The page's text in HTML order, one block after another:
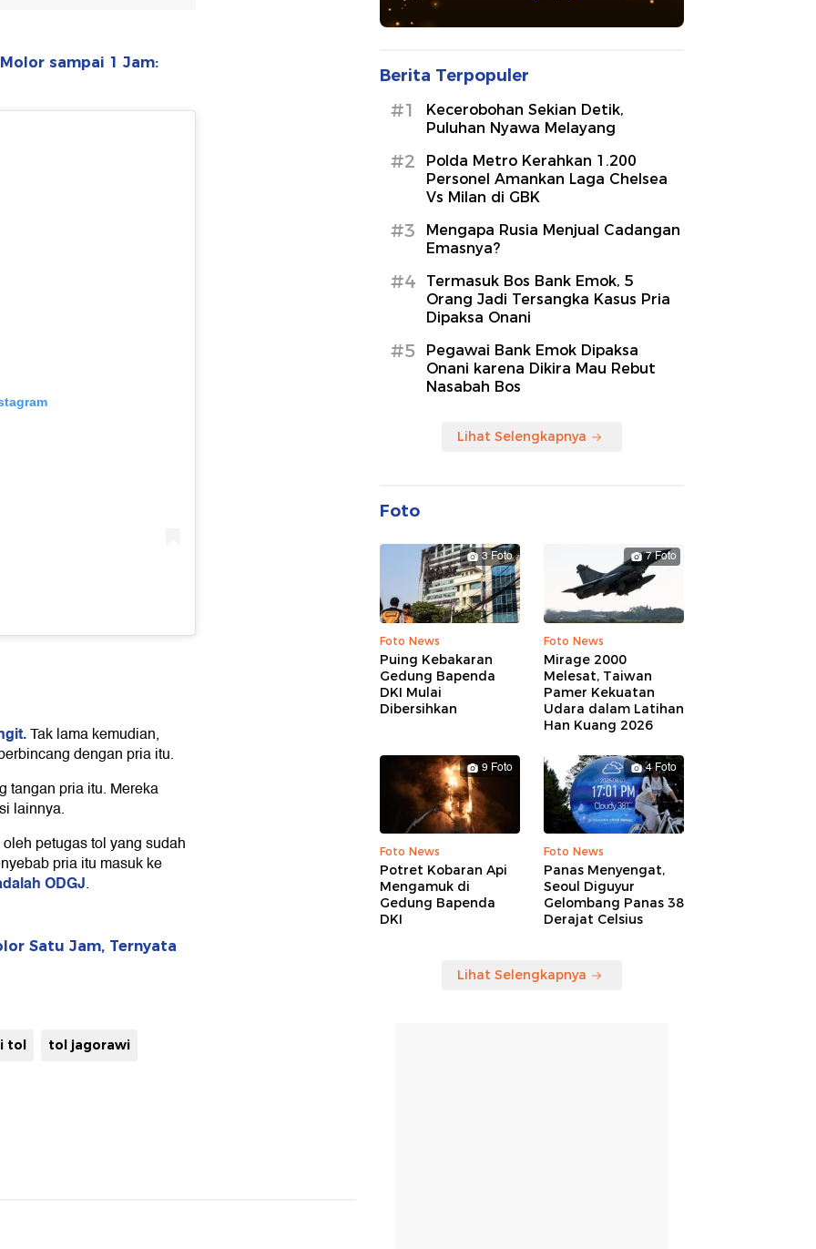
sampai 1 Jam:
Tak lama kemudian,
dengan pria itu.
tangan pria itu. Mereka
lainnya.
petugas tol yang sudah
pria itu masuk ke
ODGJ.
Satu Jam, Ternyata
tol tol jagorawi
Berita Terpopuler
#1
Kecerobohan Sekian Detik,
Puluhan Nyawa Melayang
#2
Polda Metro Kerahkan 1.200
Personel Amankan Laga Chelsea
Vs Milan di GBK
#3
Mengapa Rusia Menjual Cadangan
Emasnya?
#4
Termasuk Bos Bank Emok, 5
Orang Jadi Tersangka Kasus Pria
Dipaksa Onani
#5
Pegawai Bank Emok Dipaksa
Onani karena Dikira Mau Rebut
Nasabah Bos
Lihat Selengkapnya
Foto
3 Foto
Foto News
Puing Kebakaran
Gedung Bapenda
DKI Mulai
Dibersihkan
7 Foto
Foto News
Mirage 2000
Melesat, Taiwan
Pamer Kekuatan
Udara dalam Latihan
Han Kuang 2026
9 Foto
Foto News
Potret Kobaran Api
Mengamuk di
Gedung Bapenda
DKI
4 Foto
Foto News
Panas Menyengat,
Seoul Diguyur
Gelombang Panas 38
Derajat Celsius
Lihat Selengkapnya